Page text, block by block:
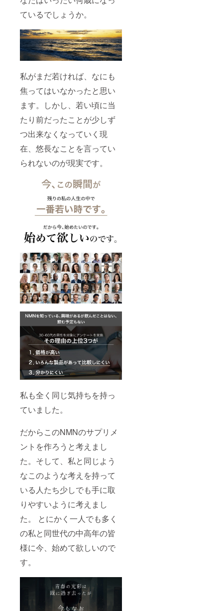
ているでしょうか。
私がまだ若ければ、なにも
焦ってはいなかったと思い
ます。しかし、若い頃に当
たり前だったことが少しず
つ出来なくなっていく現
在、悠長なことを言ってい
られないのが現実です。
私も全く同じ気持ちを持っ
ていました。
だからこのNMNのサプリメ
ントを作ろうと考えまし
た。そして、私と同じよう
なこのような考えを持って
いる人たち少しでも手に取
りやすいように考えまし
た。 とにかく一人でも多く
の私と同世代の中高年の皆
様に今、始めて欲しいので
す。